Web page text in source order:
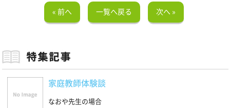
« 前へ 一覧へ戻る 次へ »
家庭教師体験談
なおや先生の場合